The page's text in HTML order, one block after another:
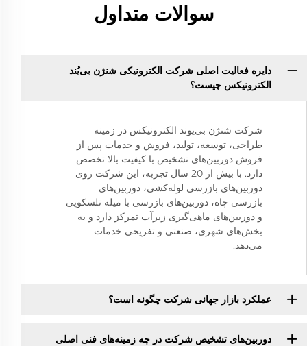
سوالات متداول
دایره فعالیت اصلی شرکت الکترونیکی شنژن بی‌یُند
الکترونیکس چیست؟
شرکت شنژن بی‌یوند الکترونیکس در زمینه
طراحی، توسعه، تولید، فروش و خدمات پس از
فروش دوربین‌های تشخیص با کیفیت بالا تخصص
دارد. با بیش از 20 سال تجربه، این شرکت روی
دوربین‌های بازرسی لوله‌کشی، دوربین‌های
بازرسی چاه، دوربین‌های بازرسی با میله تلسکوپی
و دوربین‌های ماهی‌گیری زیرآب تمرکز دارد و به
بخش‌های شهری، صنعتی و تفریحی خدمات
می‌دهد.
عملکرد بازار جهانی شرکت چگونه است؟
دوربین‌های تشخیص شرکت در چه زمینه‌های فنی اصلی